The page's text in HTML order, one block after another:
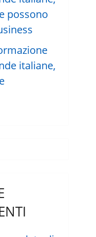
italiane,